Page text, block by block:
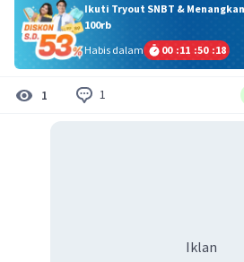
Ikuti Tryout SNBT &
100rb
Habis dalam
00 :11 :50 :17
1 1
Iklan